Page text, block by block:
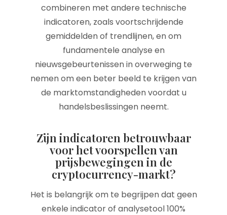
combineren met andere technische
indicatoren, zoals voortschrijdende
gemiddelden of trendlijnen, en om
fundamentele analyse en
nieuwsgebeurtenissen in overweging te
nemen om een beter beeld te krijgen van
de marktomstandigheden voordat u
handelsbeslissingen neemt.
Zijn indicatoren betrouwbaar
voor het voorspellen van
prijsbewegingen in de
cryptocurrency-markt?
Het is belangrijk om te begrijpen dat geen
enkele indicator of analysetool 100%